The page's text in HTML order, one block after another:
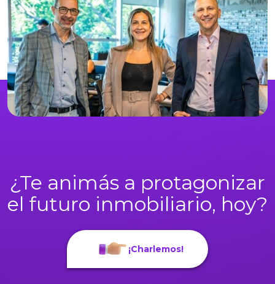
¿Te animás a protagonizar
el futuro inmobiliario, hoy?
¡Charlemos!